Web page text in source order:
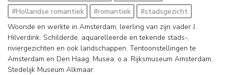
#Hollandse romantiek
#romantiek
#stadsgezicht
Woonde en werkte in Amsterdam, leerling van zijn vader J.
Hilverdink. Schilderde, aquarelleerde en tekende stads-,
riviergezichten en ook landschappen. Tentoonstellingen te
Amsterdam en Den Haag. Musea: o.a. Rijksmuseum Amsterdam,
Stedelijk Museum Alkmaar.